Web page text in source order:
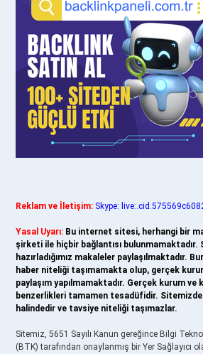
Reklam ve İletişim: Skype:
Yasal Uyarı: Bu internet sitesi, herhangi bir
şirketi ile hiçbir bağlantısı bulunmamaktadır.
hazırladığımız makaleler paylaşılmaktadır.
haber niteliği taşımamakta olup, gerçek
paylaşım yapılmamaktadır. Gerçek kurum ve
benzerlikleri tamamen tesadüfidir.
halindedir ve tavsiye niteliği taşımazlar.
Sitemiz, 5651 Sayılı Kanun gereğince Bilgi
(BTK) tarafından onaylanmış bir Yer Sağlayıcı